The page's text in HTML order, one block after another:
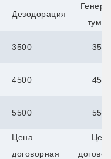
Дезодорация
3500
4500
5500
Цена
договорная